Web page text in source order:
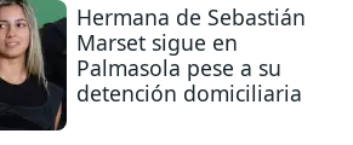
Hermana de Sebastián
Marset sigue en
Palmasola pese a su
detención domiciliaria